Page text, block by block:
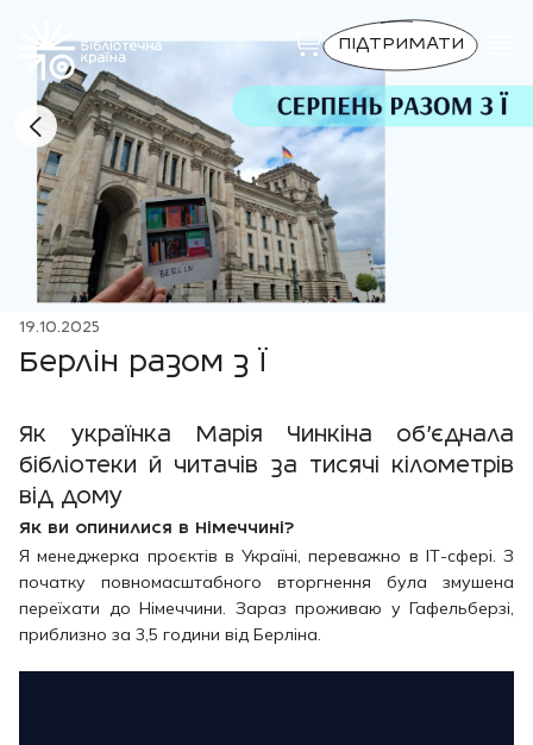
ПІДТРИМАТИ
19.10.2025
Берлін разом з Ї
Як українка Марія Чинкіна об’єднала
бібліотеки й читачів за тисячі кілометрів
від дому
Як ви опинилися в Німеччині?
Я менеджерка проєктів в Україні, переважно в ІТ-сфері. З
початку повномасштабного вторгнення була змушена
переїхати до Німеччини. Зараз проживаю у Гафельберзі,
приблизно за 3,5 години від Берліна.